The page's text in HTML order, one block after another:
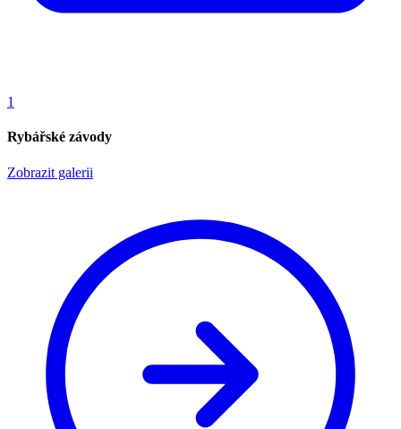
1
Rybářské závody
Zobrazit galerii